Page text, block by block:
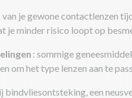
je gewone contactlenzen
je minder risico loopt op
: sommige
om het type lenzen aan te
bindvliesontsteking, een